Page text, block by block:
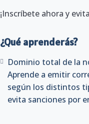
¡Inscríbete ahora y
¿Qué aprenderás?
Dominio total de la
Aprende a emitir
según los distintos
evita sanciones por